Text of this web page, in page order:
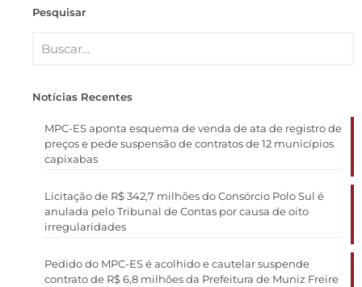
Pesquisar
Notícias Recentes
MPC-ES aponta esquema de venda de ata de registro de
preços e pede suspensão de contratos de 12 municípios
capixabas
Licitação de R$ 342,7 milhões do Consórcio Polo Sul é
anulada pelo Tribunal de Contas por causa de oito
irregularidades
Pedido do MPC-ES é acolhido e cautelar suspende
contrato de R$ 6,8 milhões da Prefeitura de Muniz Freire